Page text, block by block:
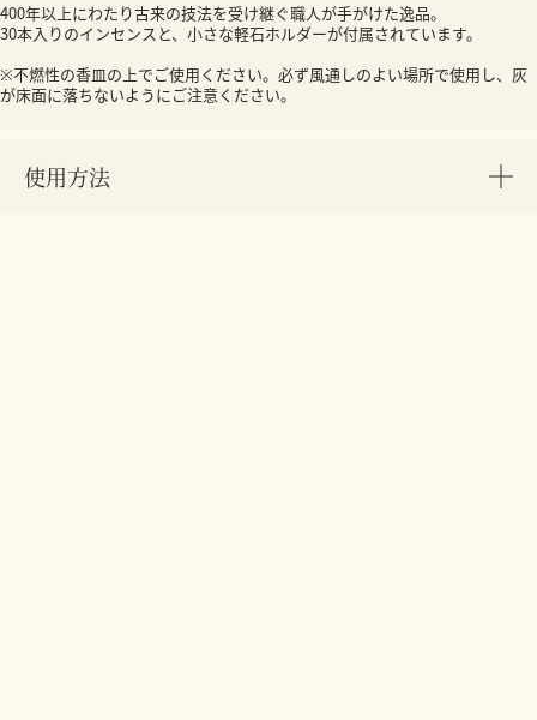
400年以上にわたり古来の技法を受け継ぐ職人が手がけた逸品。
30本入りのインセンスと、小さな軽石ホルダーが付属されています。
※不燃性の香皿の上でご使用ください。必ず風通しのよい場所で使用し、灰
が床面に落ちないようにご注意ください。
使用方法